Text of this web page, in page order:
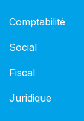
Comptabilité
Social
Fiscal
Juridique